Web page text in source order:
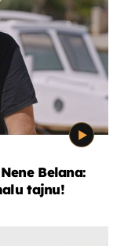
Belana:
tajnu!